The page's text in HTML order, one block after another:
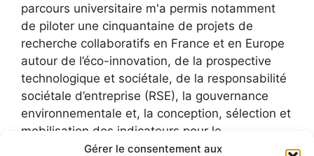
Gérer le consentement aux
parcours universitaire m'a permis notamment
de piloter une cinquantaine de projets de
recherche collaboratifs en France et en Europe
autour de l’éco-innovation, de la prospective
technologique et sociétale, de la responsabilité
sociétale d’entreprise (RSE), la gouvernance
environnementale et, la conception, sélection et
mobilisation des indicateurs pour le
développement durable.